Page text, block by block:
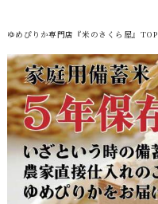
ゆめぴりか専門店『米のさくら屋』TOP